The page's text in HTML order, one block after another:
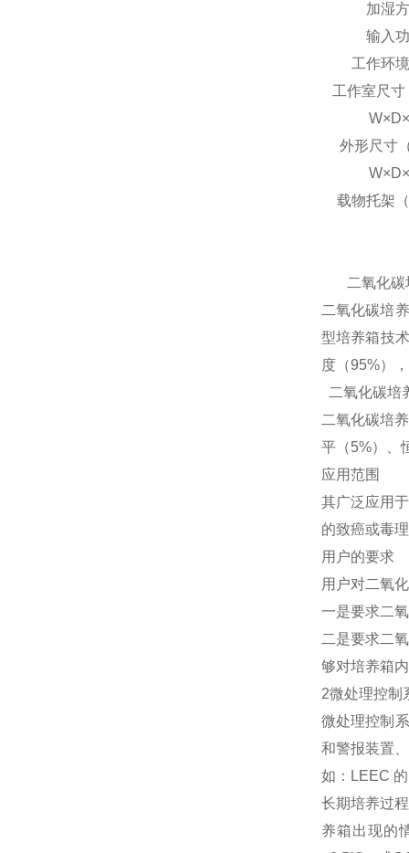
加湿
输入
工作环
工作室尺寸
外形尺寸
载物托架
二氧化
二氧化碳培
型培养箱技
度（95%）
二氧化碳培
二氧化碳培
平（5%）、
应用范围
其广泛应用
的致癌或毒
用户的要求
用户对二氧
一是要求二
二是要求二
够对培养箱
2微处理控制
微处理控制
和警报装置
如：LEEC
长期培养过
养箱出现的